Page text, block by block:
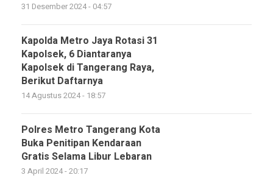
31 Desember 2024 - 04:57
Kapolda Metro Jaya Rotasi 31
Kapolsek, 6 Diantaranya
Kapolsek di Tangerang Raya,
Berikut Daftarnya
14 Agustus 2024 - 18:57
Polres Metro Tangerang Kota
Buka Penitipan Kendaraan
Gratis Selama Libur Lebaran
3 April 2024 - 20:17